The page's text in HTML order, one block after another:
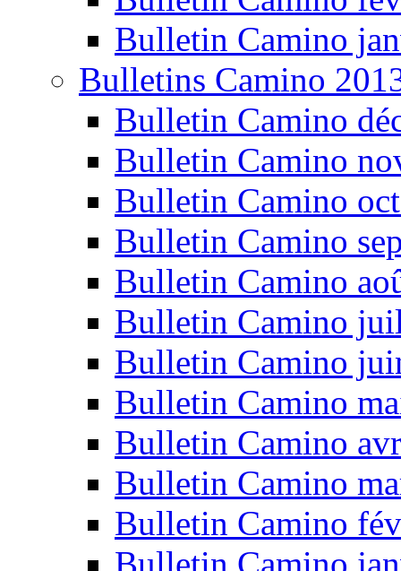
Bulletin Camino
Bulletins Camino
Bulletin Camino
Bulletin Camino
Bulletin Camino
Bulletin Camino
Bulletin Camino
Bulletin Camino
Bulletin Camino
Bulletin Camino
Bulletin Camino
Bulletin Camino
Bulletin Camino
Bulletin Camino